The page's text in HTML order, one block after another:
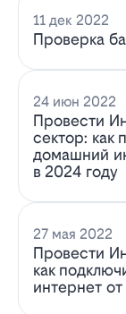
11 дек 2022
Проверка
24 июн 2022
Провести
сектор: как
домашний
в 2024 году
27 мая 2022
Провести
как
интернет